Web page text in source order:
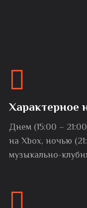
Характерное
Днем (15:00 –
на Xbox, ночью
музыкально-